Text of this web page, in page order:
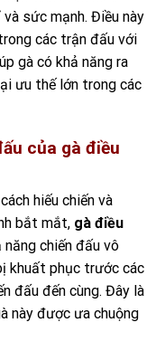
sức mạnh. Điều này
các trận đấu với
gà có khả năng ra
ưu thế lớn trong các
của gà điều
hiếu chiến và
bắt mắt, gà điều
chiến đấu vô
khuất phục trước các
đấu đến cùng. Đây là
này được ưa chuộng